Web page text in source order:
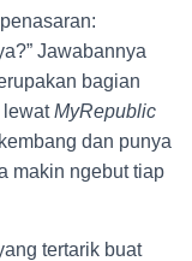
Jawabannya
bagian
lewatMyRepublic
dan punya
makin ngebut tiap
tertarik buat